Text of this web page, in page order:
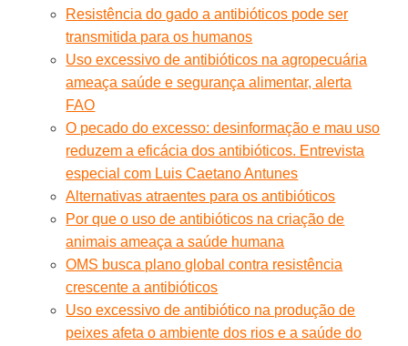
Resistência do gado a antibióticos pode ser
transmitida para os humanos
Uso excessivo de antibióticos na agropecuária
ameaça saúde e segurança alimentar, alerta
FAO
O pecado do excesso: desinformação e mau uso
reduzem a eficácia dos antibióticos. Entrevista
especial com Luis Caetano Antunes
Alternativas atraentes para os antibióticos
Por que o uso de antibióticos na criação de
animais ameaça a saúde humana
OMS busca plano global contra resistência
crescente a antibióticos
Uso excessivo de antibiótico na produção de
peixes afeta o ambiente dos rios e a saúde do